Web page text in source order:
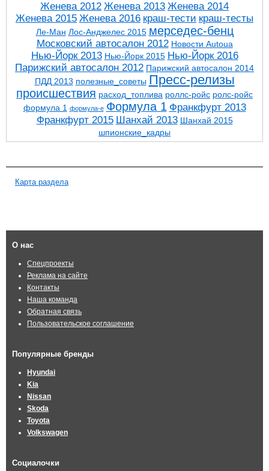
Женева 2012 Женева 2013 Женева 2014
Женева 2015 Женева 2016 краш-тести краш-тесты
Ле-Ман Лос-Анджелес 2015 мерседес-бенц
Московский автосалон 2012 Новости Autoua
Нью-Йорк 2013 Нью-Йорк 2015 Нью-Йорк 2016
Парижский автосалон 2012 Парижский автосалон 2014
ПДД 2013 полезные_советы Пресс-релизы
проиcшествия расход_топлива роллс-ройс ролс-ройс
формула 1 формула-е Формула 1 Франкфурт 2013
Франкфурт 2015 Шанхай 2013 Шанхай 2015
шпионские_кадры
Карта раздела
О нас
Спецпроекты
Реклама на сайте
Контакты
Наша команда
Обратная связь
Пользовательское соглашение
Популярные бренды
Hyundai
Kia
Nissan
Skoda
Toyota
Volkswagen
Социалочки